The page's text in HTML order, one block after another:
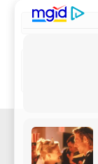
[wptelegram-join-